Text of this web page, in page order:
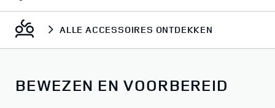
ALLE ACCESSOIRES ONTDEKKEN
BEWEZEN EN VOORBEREID